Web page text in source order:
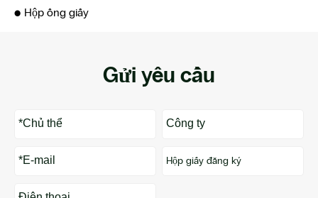
Hộp ống giấy
Gửi yêu cầu